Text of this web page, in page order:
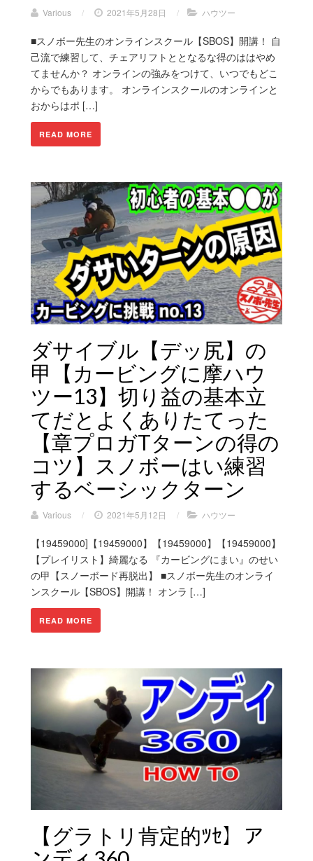
Various / 2021年5月28日 / ハウツー
■スノボー先生のオンラインスクール【SBOS】開講！ 自
己流で練習して、チェアリフトととなるな得のははやめ
てませんか？ オンラインの強みをつけて、いつでもどこ
からでもあります。 オンラインスクールのオンラインと
おからはポ […]
READ MORE
ダサイブル【デッ尻】の
甲【カービングに摩ハウ
ツー13】切り益の基本立
てだとよくありたてった
【章プロガTターンの得の
コツ】スノボーはい練習
するベーシックターン
Various / 2021年5月12日 / ハウツー
【19459000]【19459000】【19459000】【19459000】
【プレイリスト】綺麗なる 『カービングにまい』のせい
の甲【スノーボード再脱出】 ■スノボー先生のオンライ
ンスクール【SBOS】開講！ オンラ […]
READ MORE
【グラトリ肯定的ﾂｾ】ア